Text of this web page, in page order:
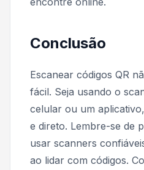
Conclusão
Escanear códigos QR
fácil. Seja usando o
celular ou um
e direto. Lembre-se de
usar scanners
ao lidar com códigos.